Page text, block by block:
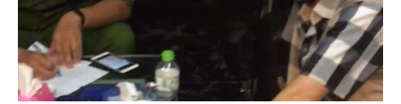
Đối với tự mình, phải
CẦN, KIỆM, LIÊM, CHÍNH
Đối với đồng sự, phải
THÂN ÁI GIÚP ĐỠ